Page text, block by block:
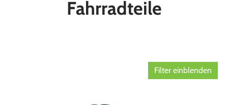
Fahrradteile
Filter einblenden